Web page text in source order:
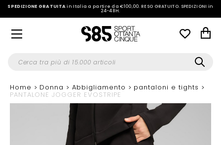
SPEDIZIONE GRATUITAin Italia a partire da €100,00.RESO GRATUITO. SPEDIZIONI in
24-48H.
Home Donna Abbigliamento pantaloni e tights
PANTALONE JOGGER EVOSTRIPE